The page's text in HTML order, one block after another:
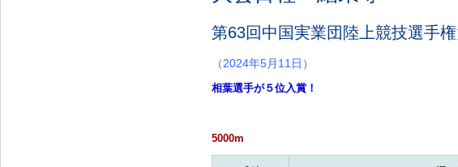
第63回中国実業団陸上競技選手権
（2024年5月11日）
相葉選手が５位入賞！
5000m